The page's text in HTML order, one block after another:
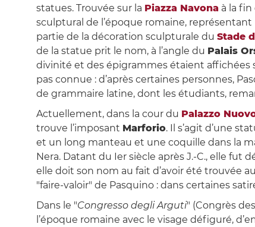
statues. Trouvée sur la Piazza Navonaà la fin
sculptural de l’époque romaine,
partie de la décoration sculpturale du Stade
de la statue prit le nom, à l’angle du Palais
divinité et des épigrammes étaient affichées
pas connue : d’après certaines personnes,
de grammaire latine, dont les étudiants,
Actuellement, dans la cour du Palazzo
trouve l’imposant Marforio. Il s’agit d’une
et un long manteau et une coquille dans la
Nera. Datant du Ier siècle après J.-C., elle fut
elle doit son nom au fait d’avoir été trouvée au
"faire-valoir" de Pasquino : dans certaines
Dans le "Congresso degli Arguti" (Congrès
l’époque romaine avec le visage défiguré,